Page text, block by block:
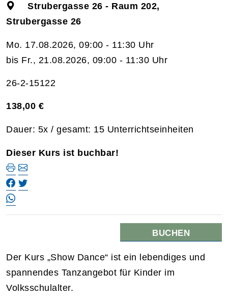
Strubergasse 26 - Raum 202,
Strubergasse 26
Mo. 17.08.2026, 09:00 - 11:30 Uhr
bis Fr., 21.08.2026, 09:00 - 11:30 Uhr
26-2-15122
138,00 €
Dauer: 5x / gesamt: 15 Unterrichtseinheiten
Dieser Kurs ist buchbar!
BUCHEN
Der Kurs „Show Dance“ ist ein lebendiges und
spannendes Tanzangebot für Kinder im
Volksschulalter.